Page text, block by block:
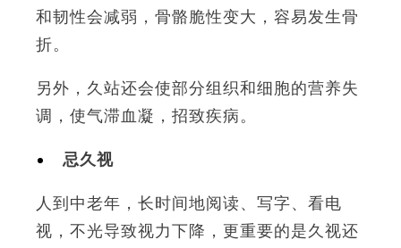
和韧性会减弱，骨骼脆性变大，容易发生骨
折。
另外，久站还会使部分组织和细胞的营养失
调，使气滞血凝，招致疾病。
忌久视
人到中老年，长时间地阅读、写字、看电
视，不光导致视力下降，更重要的是久视还